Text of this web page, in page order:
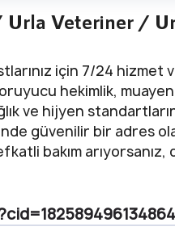
Veteriner /
için 7/24 hizmet
hekimlik,
ve hijyen
güvenilir bir adres
bakım